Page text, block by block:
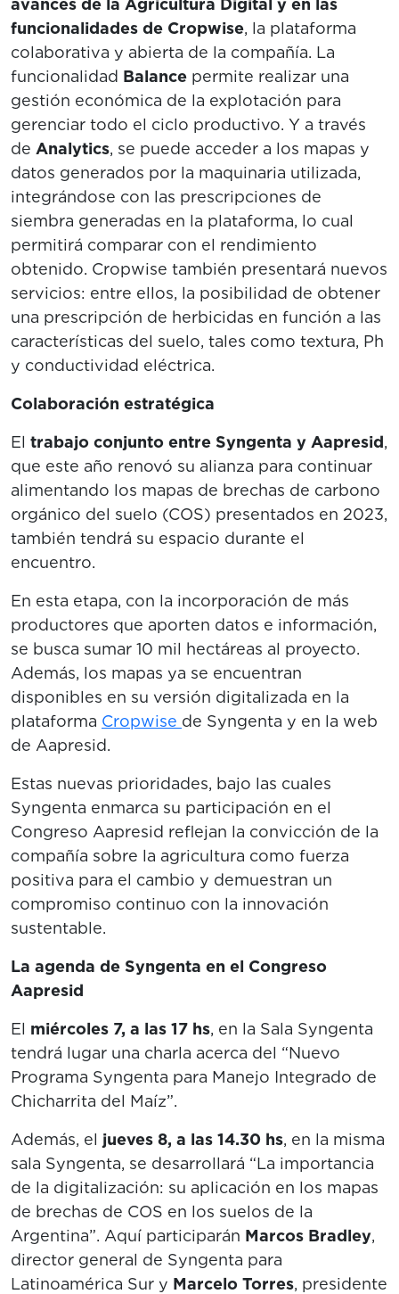
avances de la Agricultura Digital y en las
funcionalidades de Cropwise, la plataforma
colaborativa y abierta de la compañía. La
funcionalidad Balance permite realizar una
gestión económica de la explotación para
gerenciar todo el ciclo productivo. Y a través
de Analytics, se puede acceder a los mapas y
datos generados por la maquinaria utilizada,
integrándose con las prescripciones de
siembra generadas en la plataforma, lo cual
permitirá comparar con el rendimiento
obtenido. Cropwise también presentará nuevos
servicios: entre ellos, la posibilidad de obtener
una prescripción de herbicidas en función a las
características del suelo, tales como textura, Ph
y conductividad eléctrica.
Colaboración estratégica
El trabajo conjunto entre Syngenta y Aapresid,
que este año renovó su alianza para continuar
alimentando los mapas de brechas de carbono
orgánico del suelo (COS) presentados en 2023,
también tendrá su espacio durante el
encuentro.
En esta etapa, con la incorporación de más
productores que aporten datos e información,
se busca sumar 10 mil hectáreas al proyecto.
Además, los mapas ya se encuentran
disponibles en su versión digitalizada en la
plataforma Cropwise de Syngenta y en la web
de Aapresid.
Estas nuevas prioridades, bajo las cuales
Syngenta enmarca su participación en el
Congreso Aapresid reflejan la convicción de la
compañía sobre la agricultura como fuerza
positiva para el cambio y demuestran un
compromiso continuo con la innovación
sustentable.
La agenda de Syngenta en el Congreso
Aapresid
El miércoles 7, a las 17 hs, en la Sala Syngenta
tendrá lugar una charla acerca del “Nuevo
Programa Syngenta para Manejo Integrado de
Chicharrita del Maíz”.
Además, el jueves 8, a las 14.30 hs, en la misma
sala Syngenta, se desarrollará “La importancia
de la digitalización: su aplicación en los mapas
de brechas de COS en los suelos de la
Argentina”. Aquí participarán Marcos Bradley,
director general de Syngenta para
Latinoamérica Sur y Marcelo Torres, presidente